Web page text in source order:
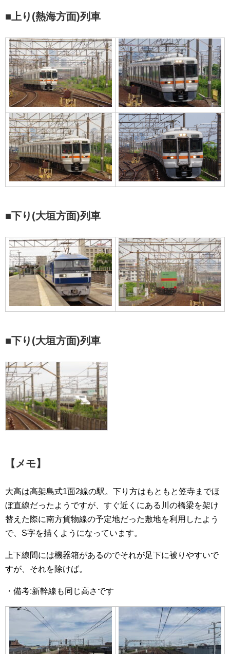
■上り(熱海方面)列車
■下り(大垣方面)列車
■下り(大垣方面)列車
【メモ】
大高は高架島式1面2線の駅。下り方はもともと笠寺までほ
ぼ直線だったようですが、すぐ近くにある川の橋梁を架け
替えた際に南方貨物線の予定地だった敷地を利用したよう
で、S字を描くようになっています。
上下線間には機器箱があるのでそれが足下に被りやすいで
すが、それを除けば。
・備考:新幹線も同じ高さです